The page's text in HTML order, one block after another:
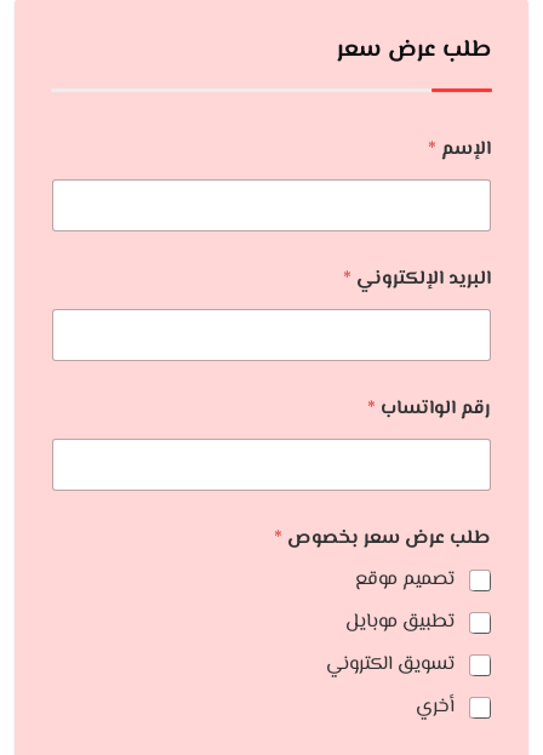
طلب عرض سعر
الإسم *
البريد الإلكتروني *
رقم الواتساب *
طلب عرض سعر بخصوص *
تصميم موقع
تطبيق موبايل
تسويق الكتروني
أخري